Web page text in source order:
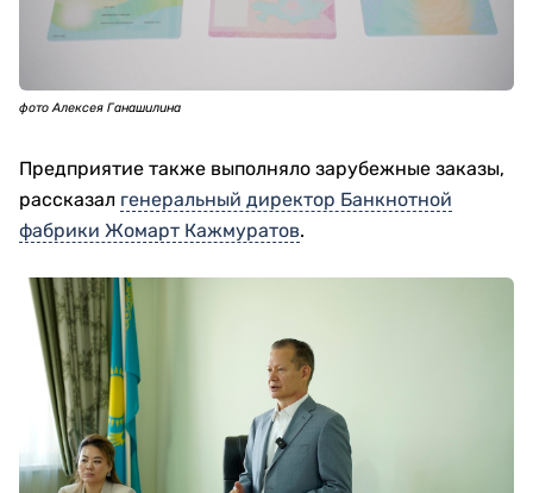
фото Алексея Ганашилина
Предприятие также выполняло зарубежные заказы,
рассказал генеральный директор Банкнотной
фабрики Жомарт Кажмуратов.